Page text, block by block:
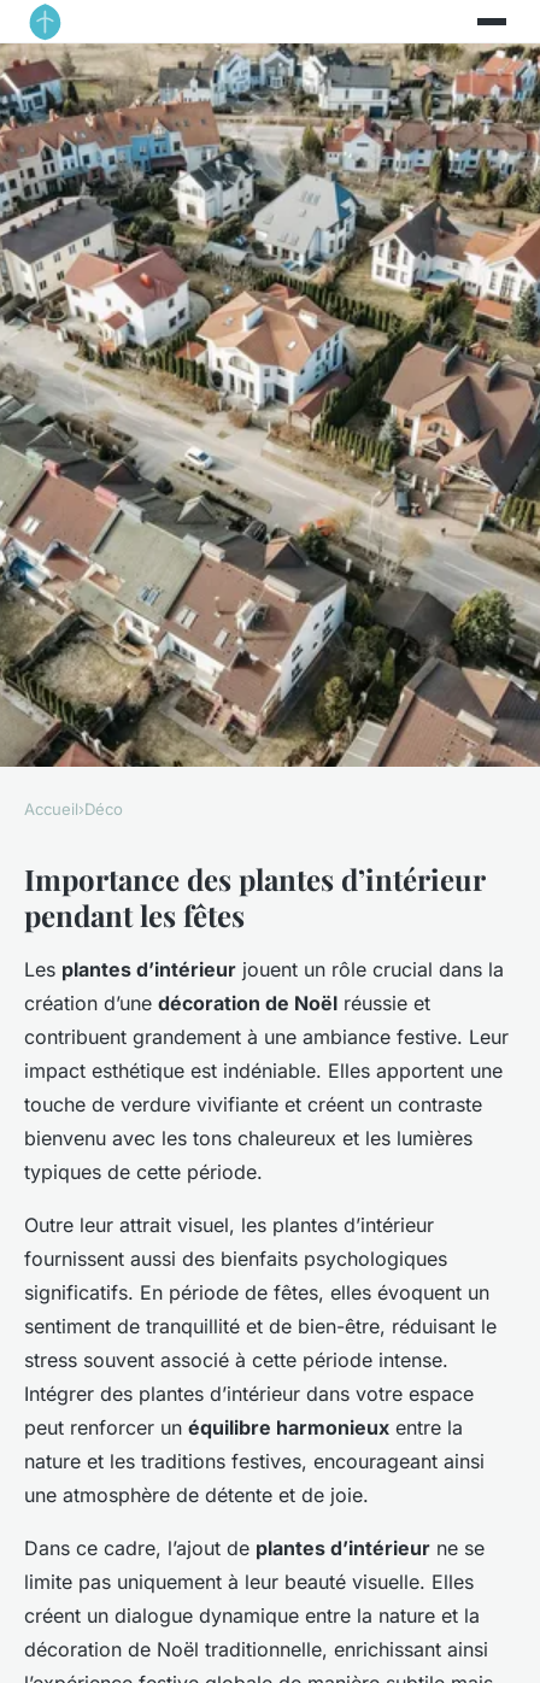
Comment intégrer des plantes
d'intérieur à votre décoration
de Noël
Léon 10 mars 2025 • 6 min de lecture
Accueil›Déco
Importance des plantes d’intérieur
pendant les fêtes
Les plantes d’intérieur jouent un rôle crucial dans la
création d’une décoration de Noël réussie et
contribuent grandement à une ambiance festive. Leur
impact esthétique est indéniable. Elles apportent une
touche de verdure vivifiante et créent un contraste
bienvenu avec les tons chaleureux et les lumières
typiques de cette période.
Outre leur attrait visuel, les plantes d’intérieur
fournissent aussi des bienfaits psychologiques
significatifs. En période de fêtes, elles évoquent un
sentiment de tranquillité et de bien-être, réduisant le
stress souvent associé à cette période intense.
Intégrer des plantes d’intérieur dans votre espace
peut renforcer un équilibre harmonieux entre la
nature et les traditions festives, encourageant ainsi
une atmosphère de détente et de joie.
Dans ce cadre, l’ajout de plantes d’intérieur ne se
limite pas uniquement à leur beauté visuelle. Elles
créent un dialogue dynamique entre la nature et la
décoration de Noël traditionnelle, enrichissant ainsi